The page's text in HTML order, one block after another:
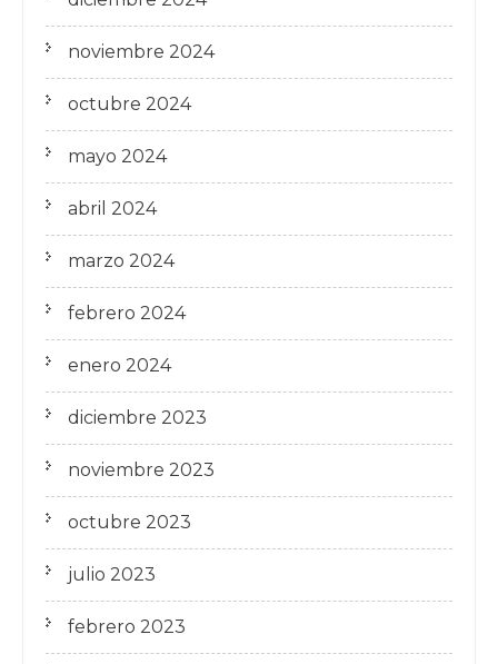
noviembre 2024
octubre 2024
mayo 2024
abril 2024
marzo 2024
febrero 2024
enero 2024
diciembre 2023
noviembre 2023
octubre 2023
julio 2023
febrero 2023